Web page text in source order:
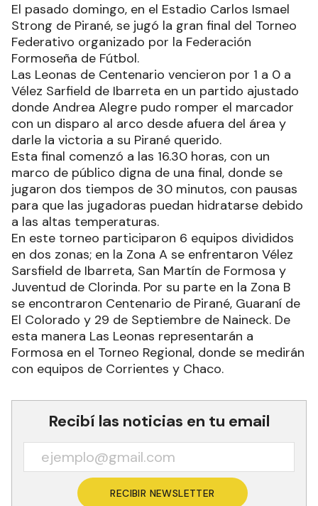
El pasado domingo, en el Estadio Carlos Ismael
Strong de Pirané, se jugó la gran final del Torneo
Federativo organizado por la Federación
Formoseña de Fútbol.
Las Leonas de Centenario vencieron por 1 a 0 a
Vélez Sarfield de Ibarreta en un partido ajustado
donde Andrea Alegre pudo romper el marcador
con un disparo al arco desde afuera del área y
darle la victoria a su Pirané querido.
Esta final comenzó a las 16.30 horas, con un
marco de público digna de una final, donde se
jugaron dos tiempos de 30 minutos, con pausas
para que las jugadoras puedan hidratarse debido
a las altas temperaturas.
En este torneo participaron 6 equipos divididos
en dos zonas; en la Zona A se enfrentaron Vélez
Sarsfield de Ibarreta, San Martín de Formosa y
Juventud de Clorinda. Por su parte en la Zona B
se encontraron Centenario de Pirané, Guaraní de
El Colorado y 29 de Septiembre de Naineck. De
esta manera Las Leonas representarán a
Formosa en el Torneo Regional, donde se medirán
con equipos de Corrientes y Chaco.
Recibí las noticias en tu email
RECIBIR NEWSLETTER